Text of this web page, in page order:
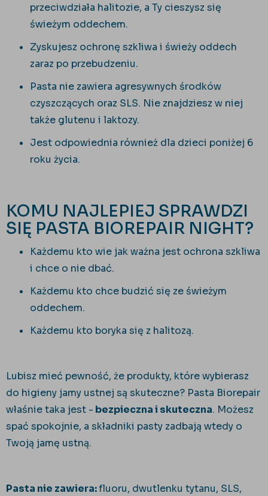
przeciwdziała halitozie, a Ty cieszysz się
świeżym oddechem.
Zyskujesz ochronę szkliwa i świeży oddech
zaraz po przebudzeniu.
Pasta nie zawiera agresywnych środków
czyszczących oraz SLS. Nie znajdziesz w niej
także glutenu i laktozy.
Jest odpowiednia również dla dzieci poniżej 6
roku życia.
KOMU NAJLEPIEJ SPRAWDZI
SIĘ PASTA BIOREPAIR NIGHT?
Każdemu kto wie jak ważna jest ochrona szkliwa
i chce o nie dbać.
Każdemu kto chce budzić się ze świeżym
oddechem.
Każdemu kto boryka się z halitozą.
Lubisz mieć pewność, że produkty, które wybierasz
do higieny jamy ustnej są skuteczne? Pasta Biorepair
właśnie taka jest - bezpieczna i skuteczna. Możesz
spać spokojnie, a składniki pasty zadbają wtedy o
Twoją jamę ustną.
Pasta nie zawiera:fluoru, dwutlenku tytanu, SLS,